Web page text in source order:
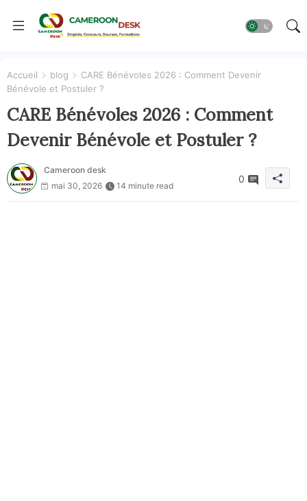
Accueil blog
CARE Bénévoles 2026 : Comment Devenir
Bénévole et Postuler ?
CARE Bénévoles 2026 : Comment
Devenir Bénévole et Postuler ?
Cameroon desk
mai 30, 2026
14 minute read
0